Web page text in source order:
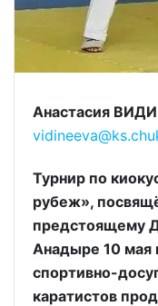
Анастасия
Турнир по
рубеж»,
предстоящему
Анадыре 10 мая
спортивно-
каратистов